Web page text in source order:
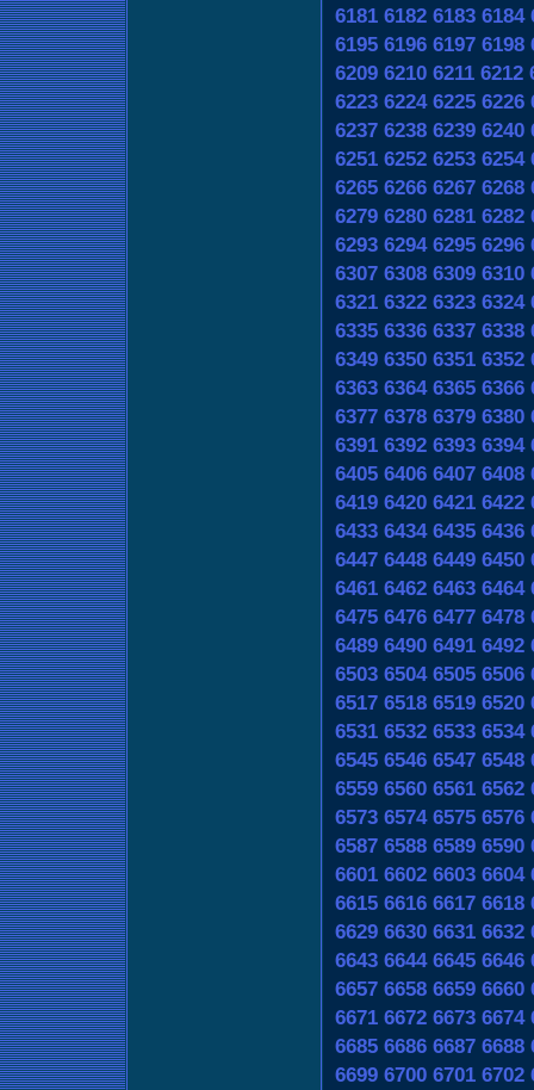
6181 6182 6183 6184
6195 6196 6197 6198
6209 6210 6211 6212
6223 6224 6225 6226
6237 6238 6239 6240
6251 6252 6253 6254
6265 6266 6267 6268
6279 6280 6281 6282
6293 6294 6295 6296
6307 6308 6309 6310
6321 6322 6323 6324
6335 6336 6337 6338
6349 6350 6351 6352
6363 6364 6365 6366
6377 6378 6379 6380
6391 6392 6393 6394
6405 6406 6407 6408
6419 6420 6421 6422
6433 6434 6435 6436
6447 6448 6449 6450
6461 6462 6463 6464
6475 6476 6477 6478
6489 6490 6491 6492
6503 6504 6505 6506
6517 6518 6519 6520
6531 6532 6533 6534
6545 6546 6547 6548
6559 6560 6561 6562
6573 6574 6575 6576
6587 6588 6589 6590
6601 6602 6603 6604
6615 6616 6617 6618
6629 6630 6631 6632
6643 6644 6645 6646
6657 6658 6659 6660
6671 6672 6673 6674
6685 6686 6687 6688
6699 6700 6701 6702